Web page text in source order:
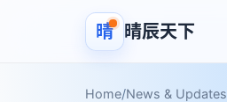
晴 晴辰天下
Home/News & Updates